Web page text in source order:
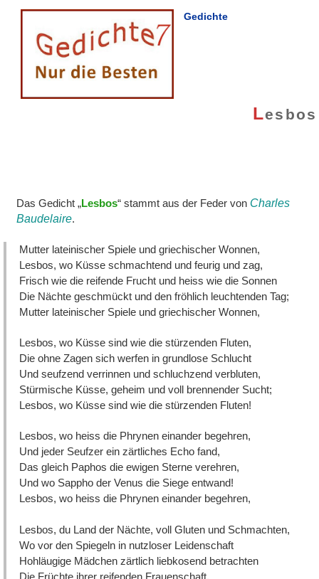
Gedichte
Lesbos
Das Gedicht „Lesbos“ stammt aus der Feder von Charles
Baudelaire.
Mutter lateinischer Spiele und griechischer Wonnen,
Lesbos, wo Küsse schmachtend und feurig und zag,
Frisch wie die reifende Frucht und heiss wie die Sonnen
Die Nächte geschmückt und den fröhlich leuchtenden Tag;
Mutter lateinischer Spiele und griechischer Wonnen,
Lesbos, wo Küsse sind wie die stürzenden Fluten,
Die ohne Zagen sich werfen in grundlose Schlucht
Und seufzend verrinnen und schluchzend verbluten,
Stürmische Küsse, geheim und voll brennender Sucht;
Lesbos, wo Küsse sind wie die stürzenden Fluten!
Lesbos, wo heiss die Phrynen einander begehren,
Und jeder Seufzer ein zärtliches Echo fand,
Das gleich Paphos die ewigen Sterne verehren,
Und wo Sappho der Venus die Siege entwand!
Lesbos, wo heiss die Phrynen einander begehren,
Lesbos, du Land der Nächte, voll Gluten und Schmachten,
Wo vor den Spiegeln in nutzloser Leidenschaft
Hohläugige Mädchen zärtlich liebkosend betrachten
Die Früchte ihrer reifenden Frauenschaft.